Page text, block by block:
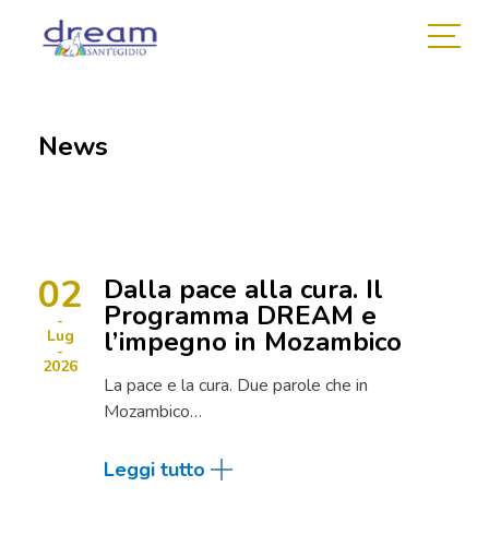
News
02
Lug
2026
Dalla pace alla cura. Il
Programma DREAM e
l’impegno in Mozambico
La pace e la cura. Due parole che in
Mozambico…
Leggi tutto